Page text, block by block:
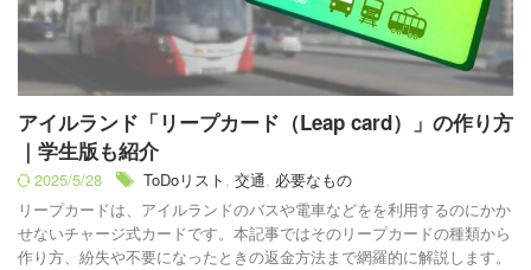
アイルランド「リープカード（Leap card）」の作り方
｜学生版も紹介
2025/5/28 ToDoリスト , 交通, 必要なもの
リープカードは、アイルランドのバスや電車などをを利用するのにかか
せないチャージ式カードです。本記事ではそのリープカードの種類から
作り方、紛失や不要になったときの返金方法まで網羅的に解説します。